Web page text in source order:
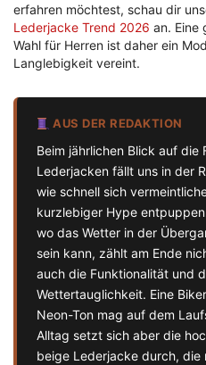
erfahren möchtest, schau dir
Lederjacke Trend 2026 an. Eine
Wahl für Herren ist daher ein
Langlebigkeit vereint.
AUS DER REDAKTION
Beim jährlichen Blick auf die
Lederjacken fällt uns in der
wie schnell sich
kurzlebiger Hype
wo das Wetter in der
sein kann, zählt am Ende
auch die Funktionalität und
Wettertauglichkeit. Eine
Neon-Ton mag auf dem
Alltag setzt sich aber die
beige Lederjacke durch, die